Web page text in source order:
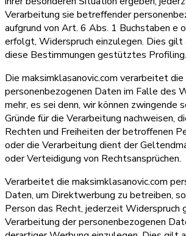
Verarbeitung sie betreffender
aufgrund von Art. 6 Abs. 1 Buchstaben e
erfolgt, Widerspruch einzulegen. Dies gilt
diese Bestimmungen gestütztes Profiling.
Die maksimklasanovic.com verarbeitet die
personenbezogenen Daten im Falle des
mehr, es sei denn, wir können zwingende
Gründe für die Verarbeitung nachweisen,
Rechten und Freiheiten der betroffenen
oder die Verarbeitung dient der
oder Verteidigung von Rechtsansprüchen.
Verarbeitet die maksimklasanovic.com
Daten, um Direktwerbung zu betreiben,
Person das Recht, jederzeit Widerspruch
Verarbeitung der personenbezogenen